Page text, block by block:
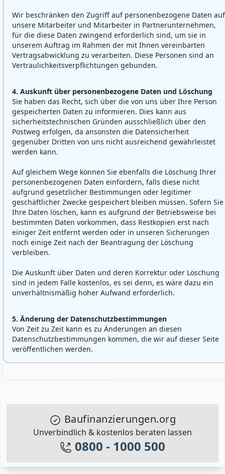
Wir beschränken den Zugriff auf personenbezogene Daten auf
unsere Mitarbeiter und Mitarbeiter in Partnerunternehmen,
für die diese Daten zwingend erforderlich sind, um sie in
unserem Auftrag im Rahmen der mit Ihnen vereinbarten
Vertragsabwicklung zu verarbeiten. Diese Personen sind an
Vertraulichkeitsverpflichtungen gebunden.
4. Auskunft über personenbezogene Daten und Löschung
Sie haben das Recht, sich über die von uns über Ihre Person
gespeicherten Daten zu informieren. Dies kann aus
sicherheitstechnischen Gründen ausschließlich über den
Postweg erfolgen, da ansonsten die Datensicherheit
gegenüber Dritten von uns nicht ausreichend gewährleistet
werden kann.
Auf gleichem Wege können Sie ebenfalls die Löschung Ihrer
personenbezogenen Daten einfordern, falls diese nicht
aufgrund gesetzlicher Bestimmungen oder legitimer
geschäftlicher Zwecke gespeichert bleiben müssen. Sofern Sie
Ihre Daten löschen, kann es aufgrund der Betriebsweise bei
bestimmten Daten vorkommen, dass Restkopien erst nach
einiger Zeit entfernt werden oder in unseren Sicherungen
noch einige Zeit nach der Beantragung der Löschung
verbleiben.
Die Auskunft über Daten und deren Korrektur oder Löschung
sind in jedem Falle kostenlos, es sei denn, es wäre dazu ein
unverhältnismäßig hoher Aufwand erforderlich.
5. Änderung der Datenschutzbestimmungen
Von Zeit zu Zeit kann es zu Änderungen an diesen
Datenschutzbestimmungen kommen, die wir auf dieser Seite
veröffentlichen werden.
Baufinanzierungen.org
Unverbindlich & kostenlos beraten lassen
0800 - 1000 500